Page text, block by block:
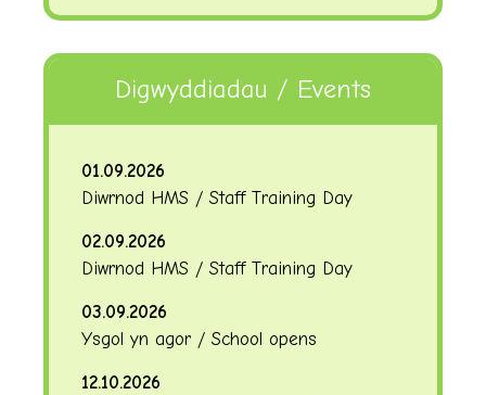
Digwyddiadau / Events
01.09.2026
Diwrnod HMS / Staff Training Day
02.09.2026
Diwrnod HMS / Staff Training Day
03.09.2026
Ysgol yn agor / School opens
12.10.2026